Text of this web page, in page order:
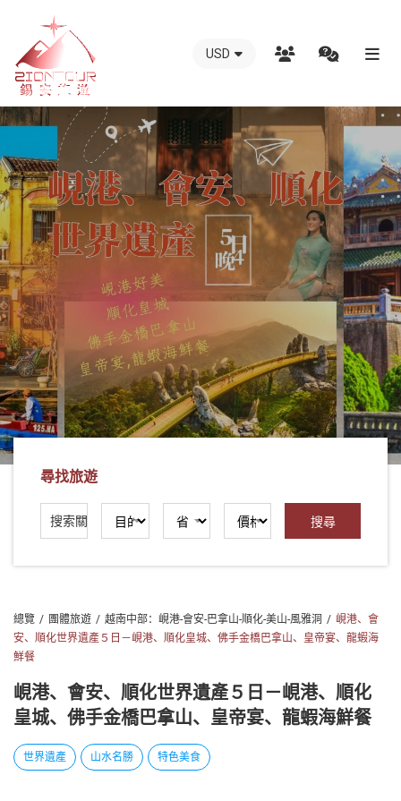
越
南
安
國
行
社
-
越
南
地
接
社
-
越
南
最
好
的
作
USD
尋找旅遊
總覽 團體旅遊 越南中部：峴港-會安-巴拿山-順化-美山-風雅洞
峴港、會
安、順化世界遺產５日－峴港、順化皇城、佛手金橋巴拿山、皇帝宴、龍蝦海
鮮餐
峴港、會安、順化世界遺產５日－峴港、順化
皇城、佛手金橋巴拿山、皇帝宴、龍蝦海鮮餐
世界遺產 山水名勝 特色美食